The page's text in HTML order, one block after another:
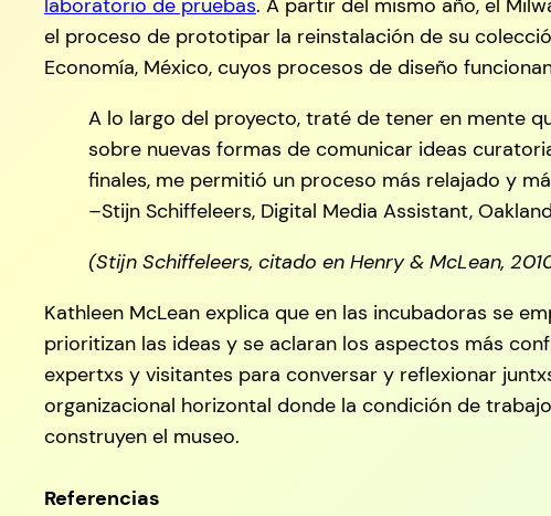
laboratorio de pruebas. A partir del mismo año, el
el proceso de prototipar la reinstalación de su
Economía, México, cuyos procesos de diseño
A lo largo del proyecto, traté de tener en mente
sobre nuevas formas de comunicar ideas
finales, me permitió un proceso más relajado y
–Stijn Schiffeleers, Digital Media Assistant,
(Stijn Schiffeleers, citado en Henry & McLean,
Kathleen McLean explica que en las incubadoras se
prioritizan las ideas y se aclaran los aspectos más
expertxs y visitantes para conversar y reflexionar
organizacional horizontal donde la condición de
construyen el museo.
Referencias